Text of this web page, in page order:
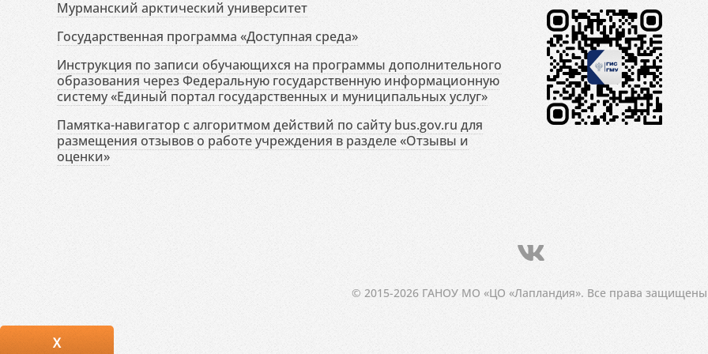
Мурманский арктический университет
Государственная программа «Доступная среда»
Инструкция по записи обучающихся на программы дополнительного
образования через Федеральную государственную информационную
систему «Единый портал государственных и муниципальных услуг»
Памятка-навигатор с алгоритмом действий по сайту bus.gov.ru для
размещения отзывов о работе учреждения в разделе «Отзывы и
оценки»
© 2015-2026 ГАНОУ МО «ЦО «Лапландия». Все права
X